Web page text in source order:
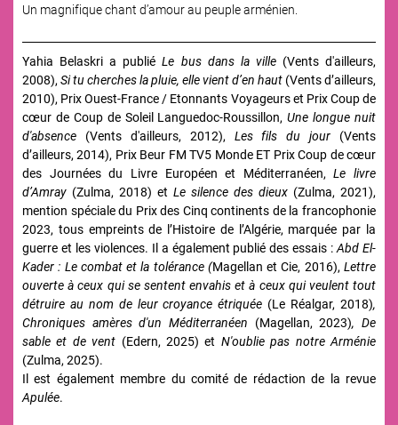
Un magnifique chant d’amour au peuple arménien.
Yahia Belaskri a publié Le bus dans la ville(Vents d'ailleurs,
2008),Si tu cherches la pluie, elle vient d’en haut (Vents d’ailleurs,
2010), Prix Ouest-France / Etonnants Voyageurs et Prix Coup de
cœur de Coup de Soleil Languedoc-Roussillon,Une longue nuit
d'absence (Vents d'ailleurs, 2012), Les fils du jour (Vents
d’ailleurs, 2014), Prix Beur FM TV5 Monde ET Prix Coup de cœur
des Journées du Livre Européen et Méditerranéen,Le livre
d’Amray (Zulma, 2018) et Le silence des dieux (Zulma, 2021),
mention spéciale du Prix des Cinq continents de la francophonie
2023, tous empreints de l’Histoire de l’Algérie, marquée par la
guerre et les violences. Il a également publié des essais :Abd El-
Kader : Le combat et la tolérance (Magellan et Cie, 2016),Lettre
ouverte à ceux qui se sentent envahis et à ceux qui veulent tout
détruire au nom de leur croyance étriquée (Le Réalgar, 2018),
Chroniques amères d'un Méditerranéen (Magellan, 2023), De
sable et de vent (Edern, 2025) et N'oublie pas notre Arménie
(Zulma, 2025).
Il est également membre du comité de rédaction de la revue
Apulée.